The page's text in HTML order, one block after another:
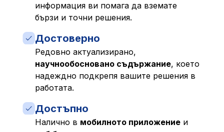
информация ви помага да вземате
бързи и точни решения.
Достоверно
Редовно актуализирано,
научнообосновано съдържание, което
надеждно подкрепя вашите решения в
работата.
Достъпно
Налично в мобилното приложение и